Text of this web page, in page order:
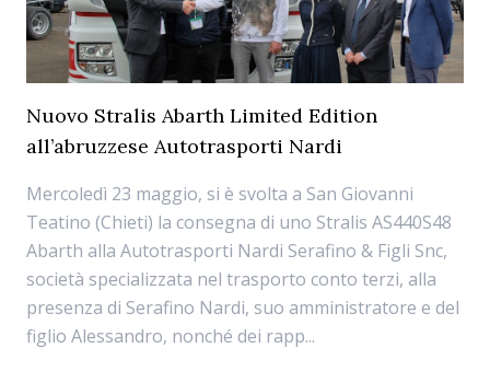
Nuovo Stralis Abarth Limited Edition
all’abruzzese Autotrasporti Nardi
Mercoledì 23 maggio, si è svolta a San Giovanni
Teatino (Chieti) la consegna di uno Stralis AS440S48
Abarth alla Autotrasporti Nardi Serafino & Figli Snc,
società specializzata nel trasporto conto terzi, alla
presenza di Serafino Nardi, suo amministratore e del
figlio Alessandro, nonché dei rapp...